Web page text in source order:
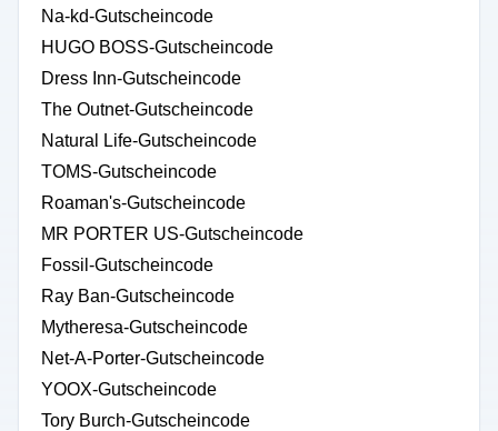
Na-kd-Gutscheincode
HUGO BOSS-Gutscheincode
Dress Inn-Gutscheincode
The Outnet-Gutscheincode
Natural Life-Gutscheincode
TOMS-Gutscheincode
Roaman's-Gutscheincode
MR PORTER US-Gutscheincode
Fossil-Gutscheincode
Ray Ban-Gutscheincode
Mytheresa-Gutscheincode
Net-A-Porter-Gutscheincode
YOOX-Gutscheincode
Tory Burch-Gutscheincode